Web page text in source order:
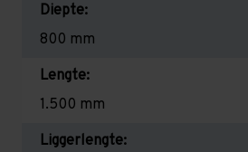
Diepte:
800 mm
Lengte:
1.500 mm
Liggerlengte: